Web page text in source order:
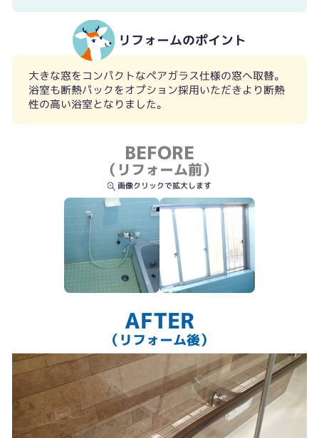
リフォームのポイント
大きな窓をコンパクトなペアガラス仕様の窓へ取替。
浴室も断熱パックをオプション採用いただきより断熱
性の高い浴室となりました。
BEFORE
（リフォーム前）
画像クリックで拡大します
AFTER
（リフォーム後）
もちろん出入り口は段差を解消
断熱窓でより暖かく。浴室壁との納まりも綺麗に。